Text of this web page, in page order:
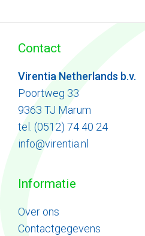
Contact
Virentia Netherlands b.v.
Poortweg 33
9363 TJ Marum
tel. (0512) 74 40 24
info@virentia.nl
Informatie
Over ons
Contactgegevens